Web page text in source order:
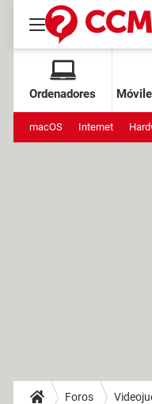
Ordenadores
macOS Internet
Foros